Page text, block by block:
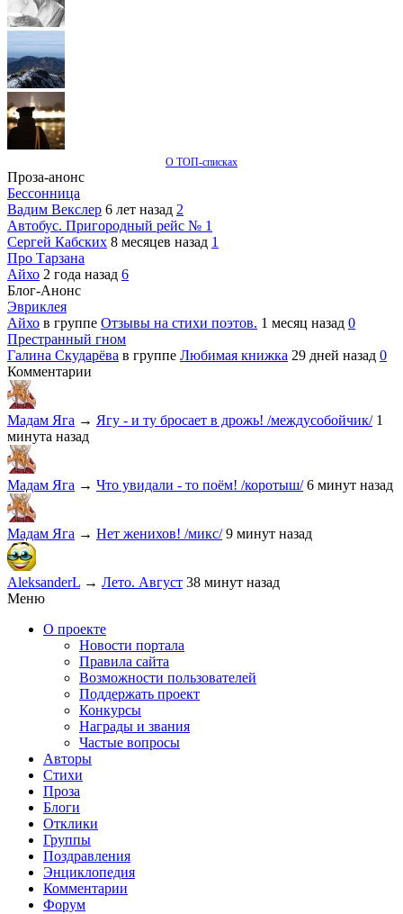
О ТОП-списках
Проза-анонс
Бессонница
Вадим Векслер 6 лет назад 2
Автобус. Пригородный рейс № 1
Сергей Кабских 8 месяцев назад 1
Про Тарзана
Айхо 2 года назад 6
Блог-Анонс
Эвриклея
Айхо в группе Отзывы на стихи поэтов. 1 месяц назад 0
Престранный гном
Галина Скударёва в группе Любимая книжка 29 дней назад 0
Комментарии
Мадам Яга → Ягу - и ту бросает в дрожь! /междусобойчик/ 1
минута назад
Мадам Яга → Что увидали - то поём! /коротыш/ 6 минут назад
Мадам Яга → Нет женихов! /микс/ 9 минут назад
AleksanderL → Лето. Август 38 минут назад
Меню
О проекте
Новости портала
Правила сайта
Возможности пользователей
Поддержать проект
Конкурсы
Награды и звания
Частые вопросы
Авторы
Стихи
Проза
Блоги
Отклики
Группы
Поздравления
Энциклопедия
Комментарии
Форум